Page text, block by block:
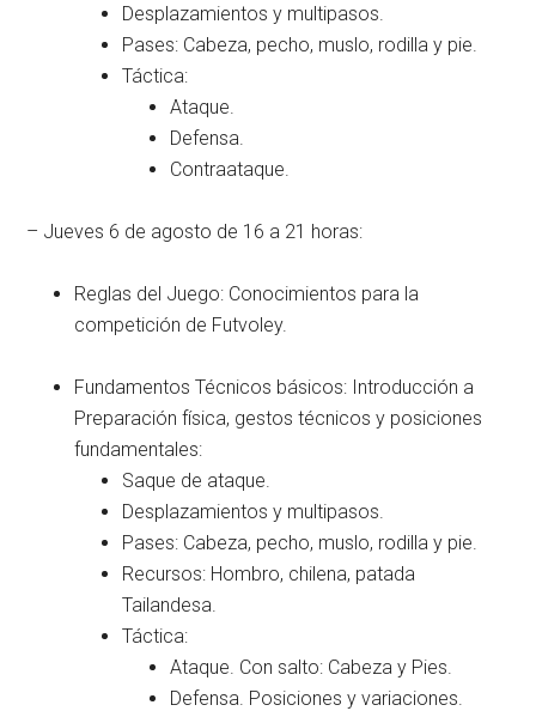
Desplazamientos y multipasos.
Pases: Cabeza, pecho, muslo, rodilla y pie.
Táctica:
Ataque.
Defensa.
Contraataque.
– Jueves 6 de agosto de 16 a 21 horas:
Reglas del Juego: Conocimientos para la
competición de Futvoley.
Fundamentos Técnicos básicos: Introducción a
Preparación física, gestos técnicos y posiciones
fundamentales:
Saque de ataque.
Desplazamientos y multipasos.
Pases: Cabeza, pecho, muslo, rodilla y pie.
Recursos: Hombro, chilena, patada
Tailandesa.
Táctica:
Ataque. Con salto: Cabeza y Pies.
Defensa. Posiciones y variaciones.